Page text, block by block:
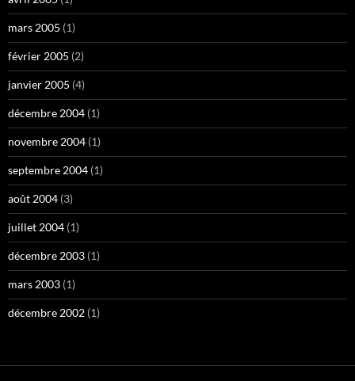
mars 2005 (1)
février 2005 (2)
janvier 2005 (4)
décembre 2004 (1)
novembre 2004 (1)
septembre 2004 (1)
août 2004 (3)
juillet 2004 (1)
décembre 2003 (1)
mars 2003 (1)
décembre 2002 (1)